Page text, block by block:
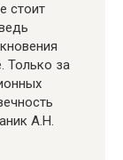
стоит
Только за
А.Н.